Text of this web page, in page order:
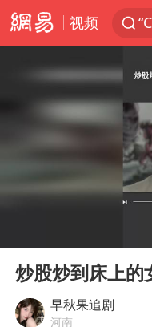
视频
Play
炒股炒到床上的
早秋果追剧
河南